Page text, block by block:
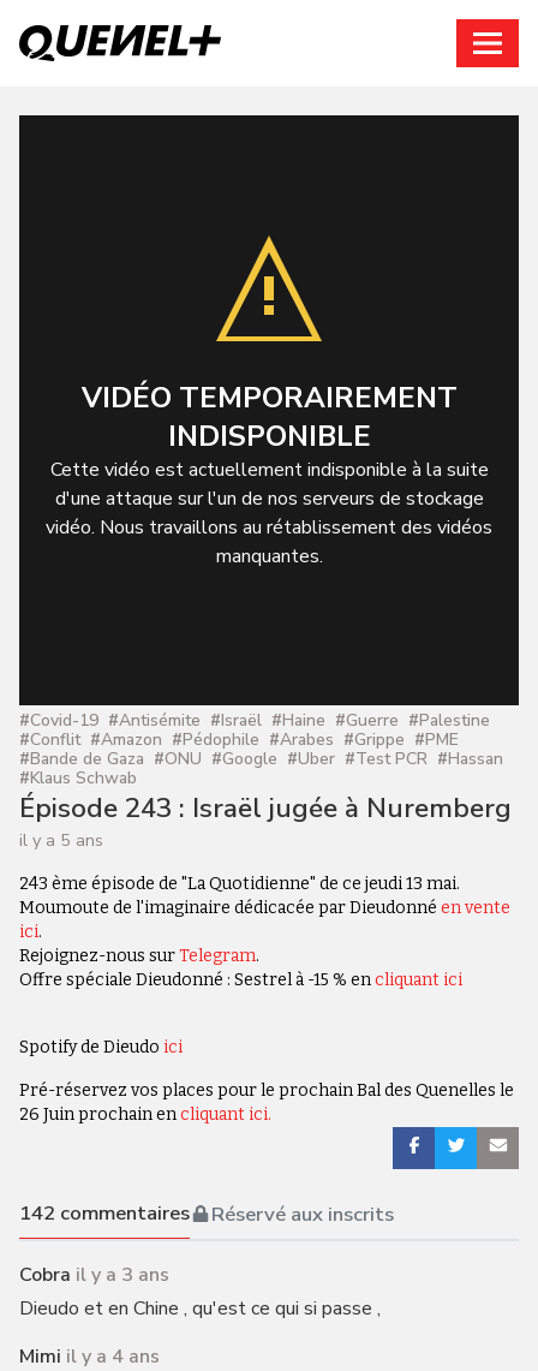
VIDÉO TEMPORAIREMENT
INDISPONIBLE
Cette vidéo est actuellement indisponible à la suite
d'une attaque sur l'un de nos serveurs de stockage
vidéo. Nous travaillons au rétablissement des vidéos
manquantes.
#Covid-19 #Antisémite #Israël #Haine #Guerre #Palestine
#Conflit #Amazon #Pédophile #Arabes #Grippe #PME
#Bande de Gaza #ONU #Google #Uber #Test PCR #Hassan
#Klaus Schwab
Épisode 243 : Israël jugée à Nuremberg
il y a 5 ans
243 ème épisode de "La Quotidienne" de ce jeudi 13 mai.
Moumoute de l'imaginaire dédicacée par Dieudonné en vente
ici.
Rejoignez-nous surTelegram.
Offre spéciale Dieudonné : Sestrel à -15 % encliquant ici
Spotify de Dieudo ici
Pré-réservez vos places pour le prochain Bal des Quenelles le
26 Juin prochain encliquant ici.
142 commentaires Réservé aux inscrits
Cobra il y a 3 ans
Dieudo et en Chine , qu'est ce qui si passe ,
Mimi il y a 4 ans